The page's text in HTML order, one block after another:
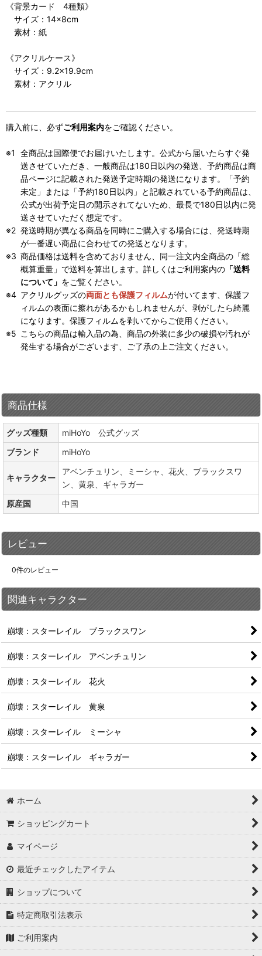
《背景カード 4種類》
サイズ：14×8cm
素材：紙
《アクリルケース》
サイズ：9.2×19.9cm
素材：アクリル
購入前に、必ずご利用案内をご確認ください。
全商品は国際便でお届けいたします。公式から届いたらすぐ発
送させていただき、一般商品は180日以内の発送、予約商品は商
品ページに記載された発送予定時期の発送になります。「予約
未定」または「予約180日以内」と記載されている予約商品は、
公式が出荷予定日の開示されてないため、最長で180日以内に発
送させていただく想定です。
発送時期が異なる商品を同時にご購入する場合には、発送時期
が一番遅い商品に合わせての発送となります。
商品価格は送料を含めておりません、同一注文内全商品の「総
概算重量」で送料を算出します。詳しくはご利用案内の 「送料
について」 をご覧ください。
アクリルグッズの両面とも保護フィルムが付いてます、保護フ
ィルムの表面に擦れがあるかもしれませんが、剥がしたら綺麗
になります。保護フィルムを剥いてからご使用ください。
こちらの商品は輸入品の為、商品の外装に多少の破損や汚れが
発生する場合がございます、ご了承の上ご注文ください。
商品仕様
グッズ種類
miHoYo 公式グッズ
ブランド
miHoYo
キャラクター
アベンチュリン、ミーシャ、花火、ブラックスワ
ン、黄泉、ギャラガー
原産国
中国
レビュー
0件のレビュー
関連キャラクター
崩壊：スターレイル ブラックスワン
崩壊：スターレイル アベンチュリン
崩壊：スターレイル 花火
崩壊：スターレイル 黄泉
崩壊：スターレイル ミーシャ
崩壊：スターレイル ギャラガー
ホーム
ショッピングカート
マイページ
最近チェックしたアイテム
ショップについて
特定商取引法表示
ご利用案内